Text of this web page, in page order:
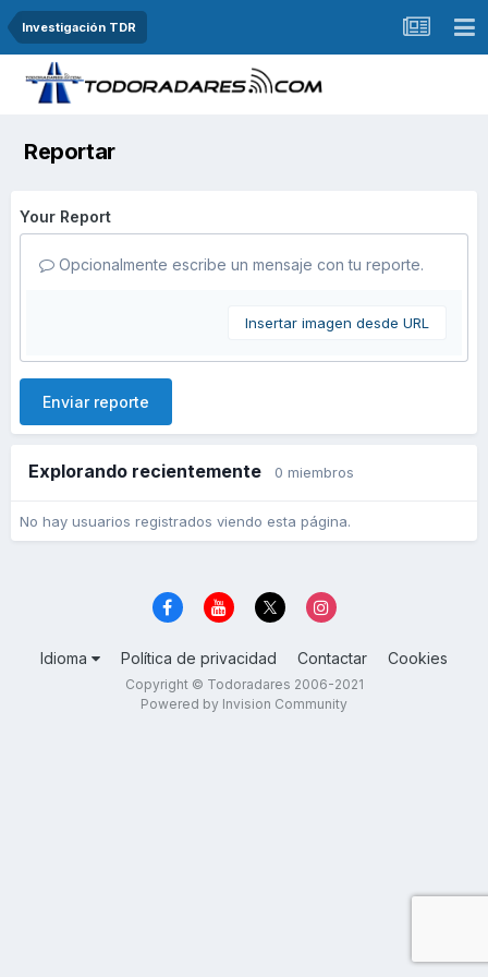
Investigación TDR
Reportar
Your Report
Opcionalmente escribe un mensaje con tu reporte.
Insertar imagen desde URL
Enviar reporte
Explorando recientemente 0 miembros
No hay usuarios registrados viendo esta página.
Idioma Política de privacidad Contactar Cookies
Copyright © Todoradares 2006-2021
Powered by Invision Community